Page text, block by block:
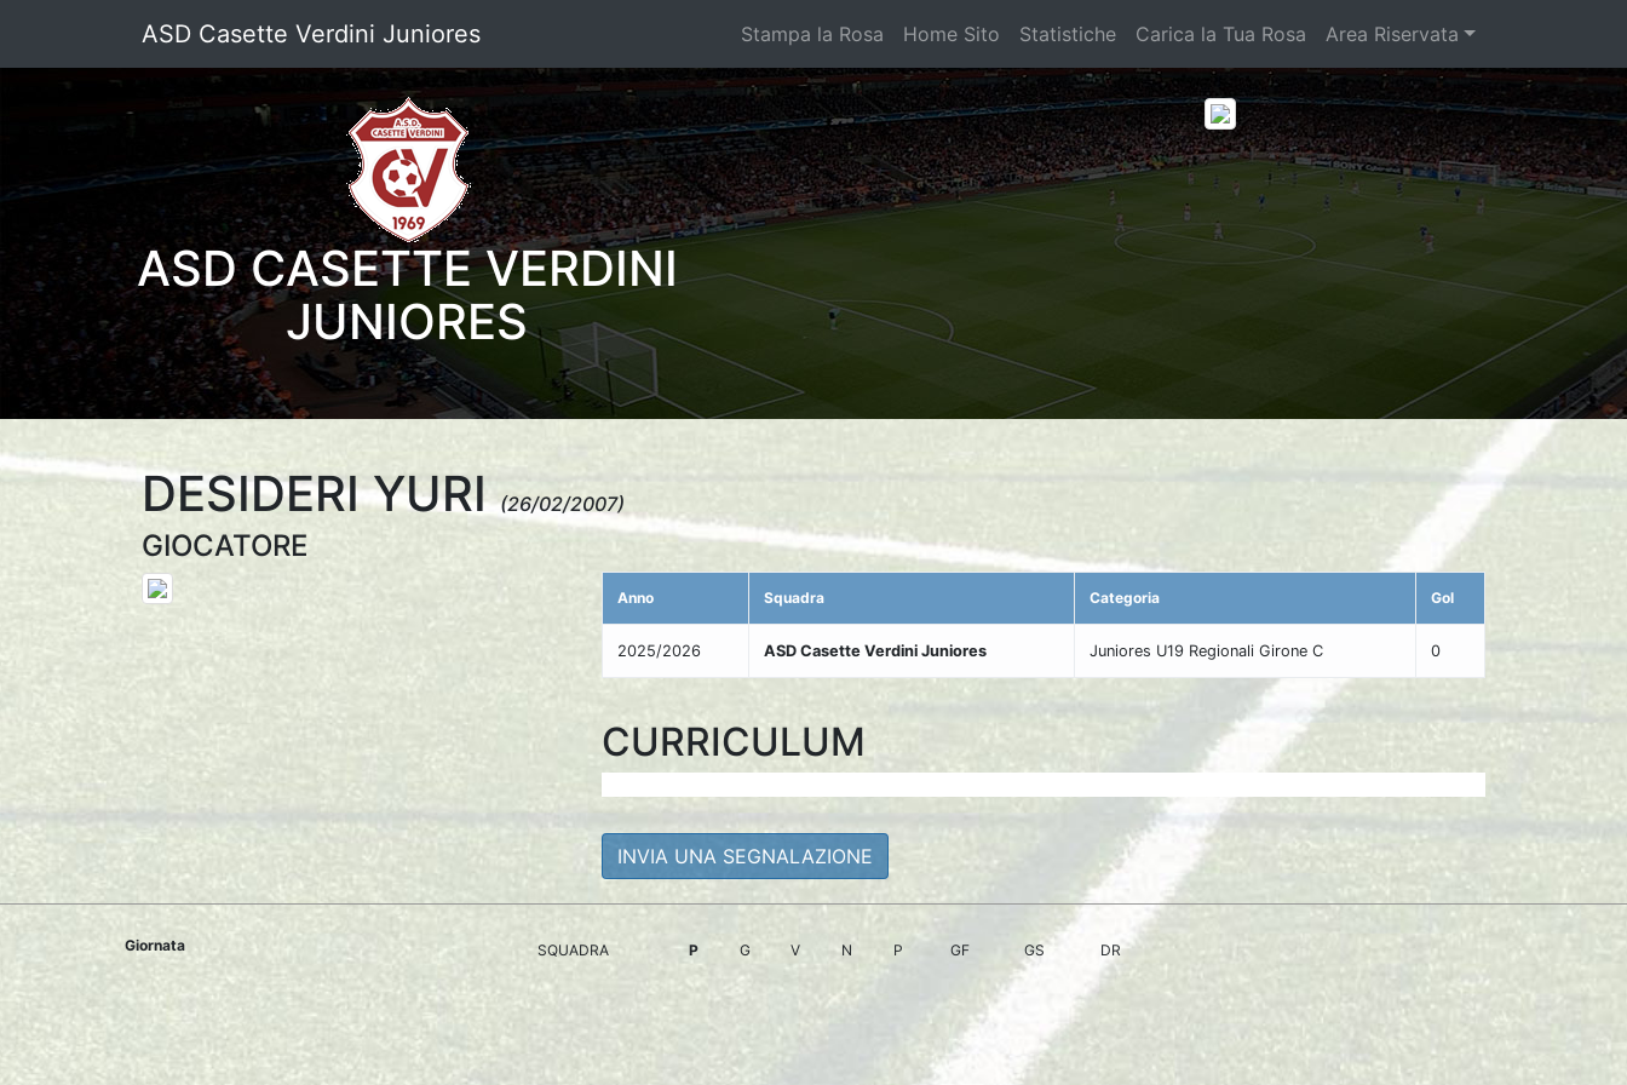
ASD Casette Verdini Juniores Stampa la Rosa Home Sito Statistiche Carica la Tua Rosa Area Riservata
ASD CASETTE VERDINI
JUNIORES
DESIDERI YURI(26/02/2007)
GIOCATORE
Anno Squadra Categoria Gol
2025/2026 ASD Casette Verdini Juniores Juniores U19 Regionali Girone C 0
CURRICULUM
INVIA UNA SEGNALAZIONE
Giornata SQUADRA P G V N P GF GS DR